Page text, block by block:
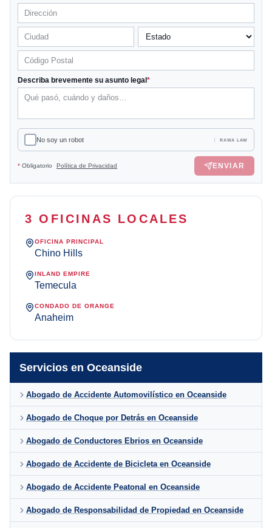
Servicios en Oceanside
Abogado de Accidente Automovilístico en Oceanside
Abogado de Choque por Detrás en Oceanside
Abogado de Conductores Ebrios en Oceanside
Abogado de Accidente de Bicicleta en Oceanside
Abogado de Accidente Peatonal en Oceanside
Abogado de Responsabilidad de Propiedad en Oceanside
Describa brevemente su asunto legal *
No soy un robot RAWA LAW
* Obligatorio Política de Privacidad ENVIAR
3 OFICINAS LOCALES
OFICINA PRINCIPAL
Chino Hills
INLAND EMPIRE
Temecula
CONDADO DE ORANGE
Anaheim